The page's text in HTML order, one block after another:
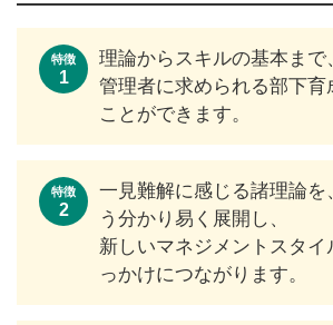
特徴
1
理論からスキルの基本まで
管理者に求められる部下育
ことができます。
特徴
2
一見難解に感じる諸理論を
う分かり易く展開し、
新しいマネジメントスタイ
っかけにつながります。